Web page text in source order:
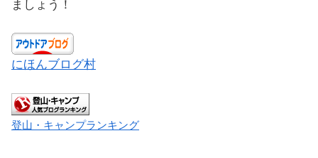
ましょう！
にほんブログ村
登山・キャンプランキング